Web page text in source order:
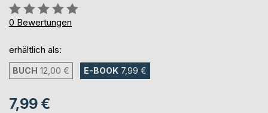
Bewertung::
0%
0 Bewertungen
erhältlich als:
BUCH 12,00 € E-BOOK 7,99 €
7,99 €